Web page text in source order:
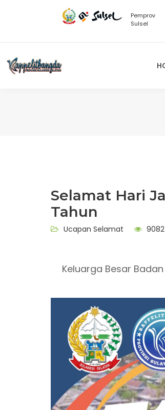
Pemprov
Sulsel
Selamat Hari
Tahun
Ucapan Selamat
Keluarga Besar